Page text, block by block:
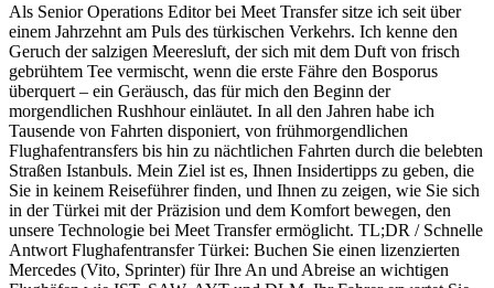
Als Senior Operations Editor bei Meet Transfer sitze ich seit über
einem Jahrzehnt am Puls des türkischen Verkehrs. Ich kenne den
Geruch der salzigen Meeresluft, der sich mit dem Duft von frisch
gebrühtem Tee vermischt, wenn die erste Fähre den Bosporus
überquert – ein Geräusch, das für mich den Beginn der
morgendlichen Rushhour einläutet. In all den Jahren habe ich
Tausende von Fahrten disponiert, von frühmorgendlichen
Flughafentransfers bis hin zu nächtlichen Fahrten durch die belebten
Straßen Istanbuls. Mein Ziel ist es, Ihnen Insidertipps zu geben, die
Sie in keinem Reiseführer finden, und Ihnen zu zeigen, wie Sie sich
in der Türkei mit der Präzision und dem Komfort bewegen, den
unsere Technologie bei Meet Transfer ermöglicht. TL;DR / Schnelle
Antwort Flughafentransfer Türkei: Buchen Sie einen lizenzierten
Mercedes (Vito, Sprinter) für Ihre An und Abreise an wichtigen